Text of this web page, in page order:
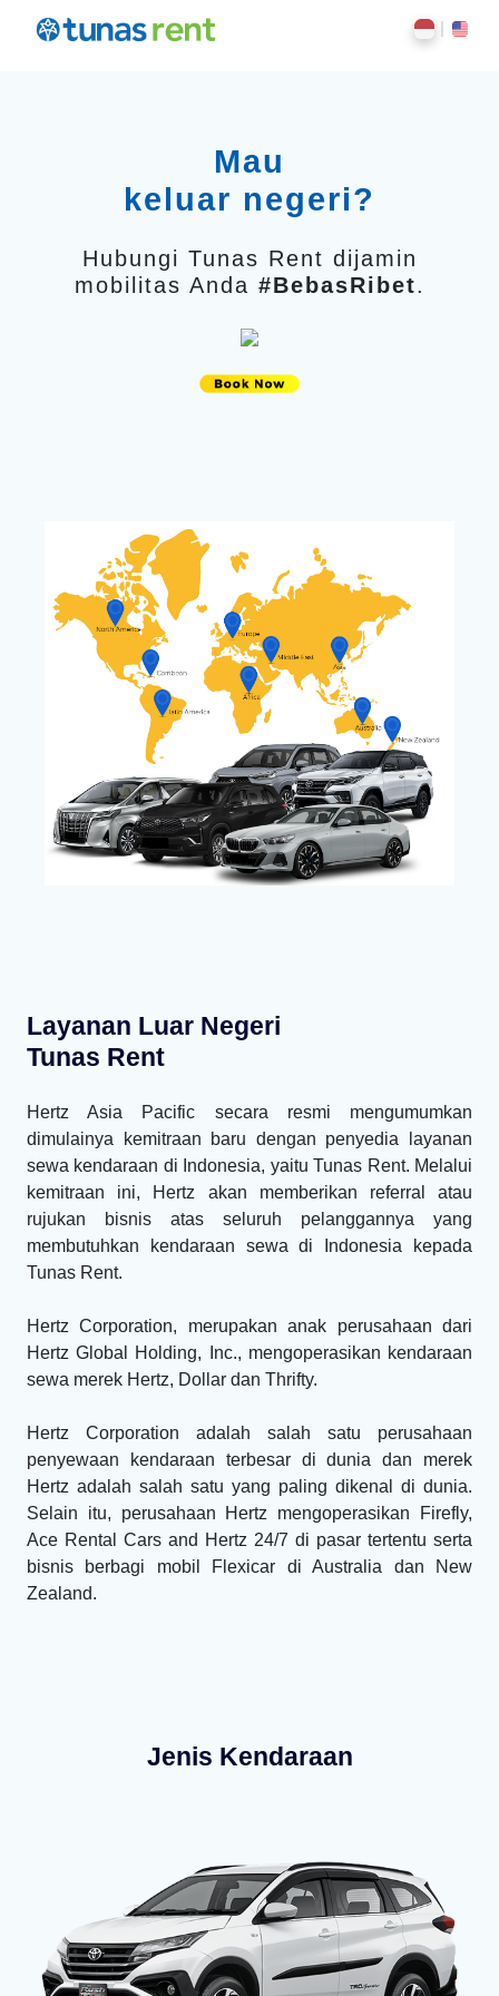
Mau
keluar negeri?
Hubungi Tunas Rent dijamin
mobilitas Anda #BebasRibet.
Layanan Luar Negeri
Tunas Rent
Hertz Asia Pacific secara resmi mengumumkan
dimulainya kemitraan baru dengan penyedia layanan
sewa kendaraan di Indonesia, yaitu Tunas Rent. Melalui
kemitraan ini, Hertz akan memberikan referral atau
rujukan bisnis atas seluruh pelanggannya yang
membutuhkan kendaraan sewa di Indonesia kepada
Tunas Rent.
Hertz Corporation, merupakan anak perusahaan dari
Hertz Global Holding, Inc., mengoperasikan kendaraan
sewa merek Hertz, Dollar dan Thrifty.
Hertz Corporation adalah salah satu perusahaan
penyewaan kendaraan terbesar di dunia dan merek
Hertz adalah salah satu yang paling dikenal di dunia.
Selain itu, perusahaan Hertz mengoperasikan Firefly,
Ace Rental Cars and Hertz 24/7 di pasar tertentu serta
bisnis berbagi mobil Flexicar di Australia dan New
Zealand.
Jenis Kendaraan